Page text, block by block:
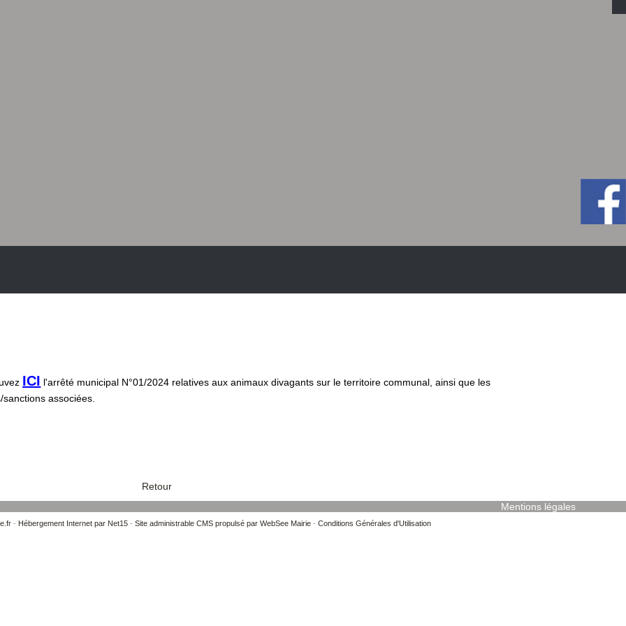
ICI l'arrêté municipal N°01/2024 relatives aux animaux divagants sur le territoire communal, ainsi que les
associées.
Retour
Mentions légales
- Hébergement Internet par Net15- Site administrable CMS propulsé par WebSee Mairie- Conditions Générales d'Utilisation